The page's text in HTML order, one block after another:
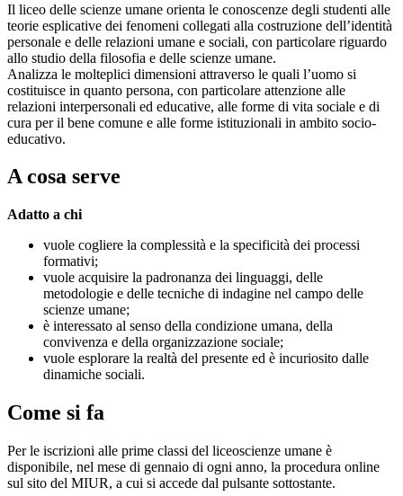
Il liceo delle scienze umane orienta le conoscenze degli studenti alle
teorie esplicative dei fenomeni collegati alla costruzione dell’identità
personale e delle relazioni umane e sociali, con particolare riguardo
allo studio della filosofia e delle scienze umane.
Analizza le molteplici dimensioni attraverso le quali l’uomo si
costituisce in quanto persona, con particolare attenzione alle
relazioni interpersonali ed educative, alle forme di vita sociale e di
cura per il bene comune e alle forme istituzionali in ambito socio-
educativo.
A cosa serve
Adatto a chi
vuole cogliere la complessità e la specificità dei processi
formativi;
vuole acquisire la padronanza dei linguaggi, delle
metodologie e delle tecniche di indagine nel campo delle
scienze umane;
è interessato al senso della condizione umana, della
convivenza e della organizzazione sociale;
vuole esplorare la realtà del presente ed è incuriosito dalle
dinamiche sociali.
Come si fa
Per le iscrizioni alle prime classi del liceoscienze umane è
disponibile, nel mese di gennaio di ogni anno, la procedura online
sul sito del MIUR, a cui si accede dal pulsante sottostante.